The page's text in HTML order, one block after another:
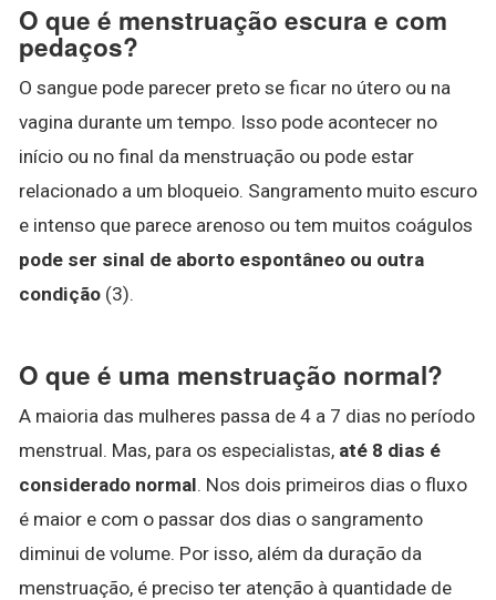
O que é menstruação escura e com
pedaços?
O sangue pode parecer preto se ficar no útero ou na
vagina durante um tempo. Isso pode acontecer no
início ou no final da menstruação ou pode estar
relacionado a um bloqueio. Sangramento muito escuro
e intenso que parece arenoso ou tem muitos coágulos
pode ser sinal de aborto espontâneo ou outra
condição (3).
O que é uma menstruação normal?
A maioria das mulheres passa de 4 a 7 dias no período
menstrual. Mas, para os especialistas, até 8 dias é
considerado normal. Nos dois primeiros dias o fluxo
é maior e com o passar dos dias o sangramento
diminui de volume. Por isso, além da duração da
menstruação, é preciso ter atenção à quantidade de